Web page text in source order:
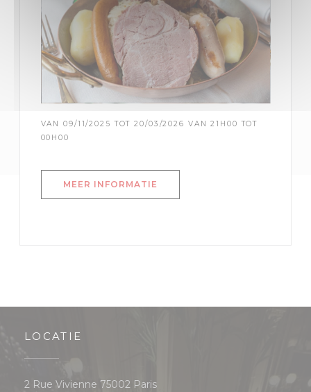
VAN 09/11/2025 TOT 20/03/2026 VAN 21H00 TOT
00H00
MEER INFORMATIE
LOCATIE
2 Rue Vivienne 75002 Paris((opent in een nieuw venster))